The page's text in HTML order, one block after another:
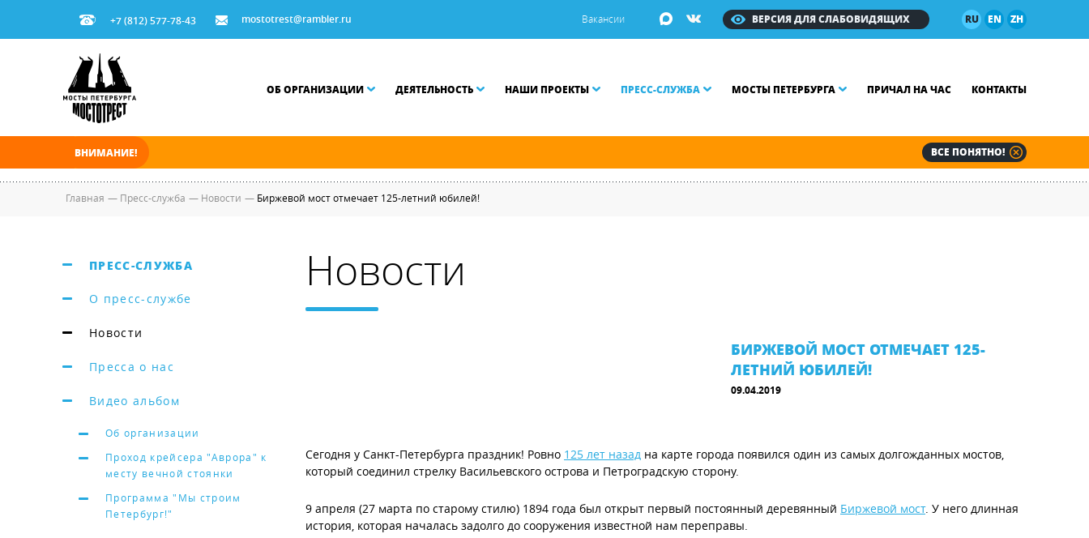
+7 (812) 577-78-43 mostotrest@rambler.ru RU EN ZH
ВЕРСИЯ ДЛЯ СЛАБОВИДЯЩИХ
Вакансии
ОБ ОРГАНИЗАЦИИ ДЕЯТЕЛЬНОСТЬ НАШИ ПРОЕКТЫ ПРЕСС-СЛУЖБА МОСТЫ ПЕТЕРБУРГА ПРИЧАЛ НА ЧАС КОНТАКТЫ
ВНИМАНИЕ! ВСЕ ПОНЯТНО!
Главная — Пресс-служба — Новости — Биржевой мост отмечает 125-летний юбилей!
ПРЕСС-СЛУЖБА
О пресс-службе
Новости
Пресса о нас
Видео альбом
Об организации
Проход крейсера "Аврора" к
месту вечной стоянки
Программа "Мы строим
Петербург!"
Новости
БИРЖЕВОЙ МОСТ ОТМЕЧАЕТ 125-
ЛЕТНИЙ ЮБИЛЕЙ!
09.04.2019
Сегодня у Санкт-Петербурга праздник! Ровно 125 лет назад на карте города появился один из самых долгожданных мостов,
который соединил стрелку Васильевского острова и Петроградскую сторону.
9 апреля (27 марта по старому стилю) 1894 года был открыт первый постоянный деревянный Биржевой мост. У него длинная
история, которая началась задолго до сооружения известной нам переправы.